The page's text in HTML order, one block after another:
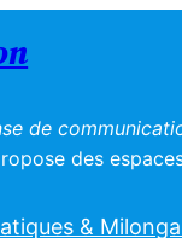
de
des
&